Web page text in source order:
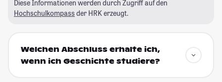
Diese Informationen werden durch Zugriff auf den
Hochschulkompass der HRK erzeugt.
Welchen Abschluss erhalte ich,
wenn ich Geschichte studiere?